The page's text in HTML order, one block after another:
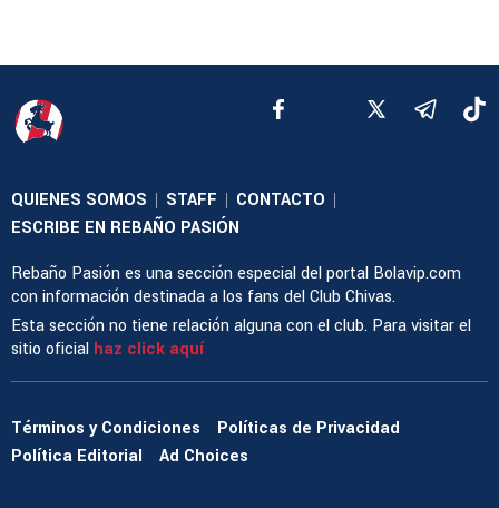
QUIENES SOMOS | STAFF | CONTACTO |
ESCRIBE EN REBAÑO PASIÓN
Rebaño Pasión es una sección especial del portal Bolavip.com
con información destinada a los fans del Club Chivas.
Esta sección no tiene relación alguna con el club. Para visitar el
sitio oficial haz click aquí
Términos y Condiciones
Políticas de Privacidad
Política Editorial
Ad Choices